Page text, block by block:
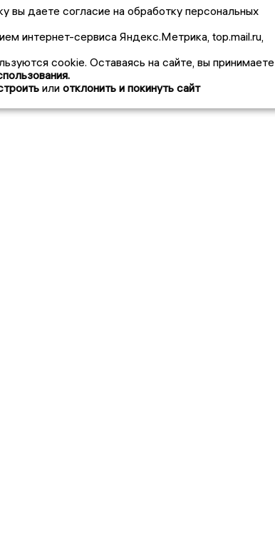
вы даете согласие на обработку персональных
интернет-сервиса Яндекс.Метрика, top.mail.ru,
cookie. Оставаясь на сайте, вы принимаете
или отклонить и покинуть сайт